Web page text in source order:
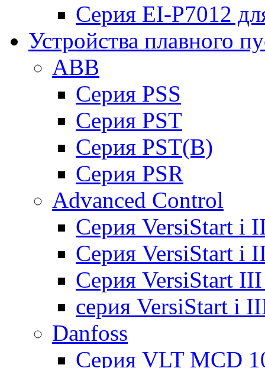
Серия EI-P7012
Устройства плавного
ABB
Cерия PSS
Cерия PST
Cерия PST(B)
Серия PSR
Advanced Control
Cерия VersiStart i
Cерия VersiStart i
Cерия VersiStart
серия VersiStart i
Danfoss
Серия VLT MCD